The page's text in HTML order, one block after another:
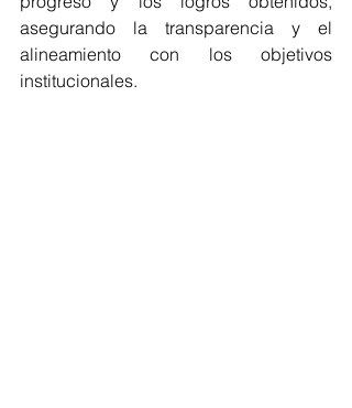
asegurando la transparencia y el
alineamiento con los objetivos
institucionales.